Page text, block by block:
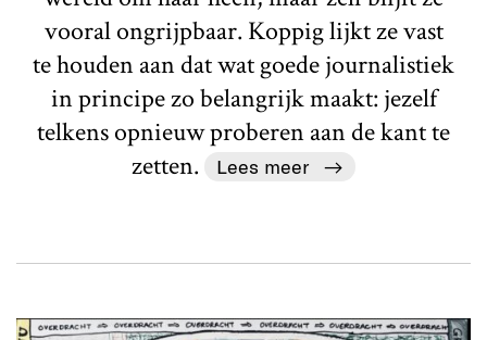
vooral ongrijpbaar. Koppig lijkt ze vast
te houden aan dat wat goede journalistiek
in principe zo belangrijk maakt: jezelf
telkens opnieuw proberen aan de kant te
zetten.
Lees meer